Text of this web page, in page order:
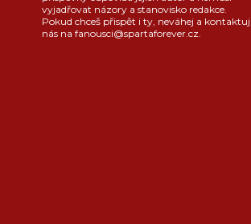
vyjadřovat názory a stanovisko redakce.
Pokud chceš přispět i ty, neváhej a kontaktuj
nás na fanousci@spartaforever.cz.